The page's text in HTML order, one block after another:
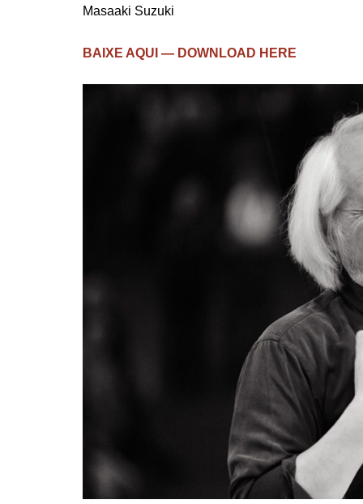
Masaaki Suzuki
BAIXE AQUI — DOWNLOAD HERE